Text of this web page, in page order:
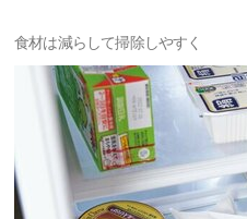
食材は減らして掃除しやすく